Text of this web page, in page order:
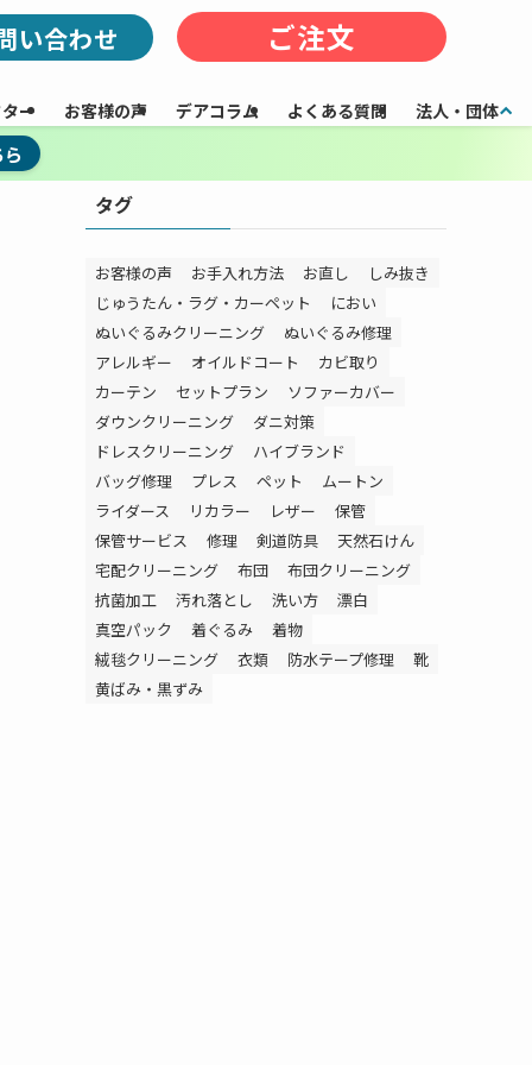
い合わせ ご注文
ー お客様の声 デアコラム よくある質問 法人・団体
タグ
お客様の声 お手入れ方法 お直し
しみ抜き
じゅうたん・ラグ・カーペット
におい
ぬいぐるみクリーニング
ぬいぐるみ修理
アレルギー
オイルドコート
カビ取り
カーテン
セットプラン
ソファーカバー
ダウンクリーニング
ダニ対策
ドレスクリーニング
ハイブランド
バッグ修理
プレス ペット
ムートン
ライダース
リカラー レザー
保管
保管サービス
修理 剣道防具
天然石けん
宅配クリーニング
布団
布団クリーニング
抗菌加工
汚れ落とし 洗い方
漂白
真空パック
着ぐるみ
着物
絨毯クリーニング
衣類 防水テープ修理
靴
黄ばみ・黒ずみ